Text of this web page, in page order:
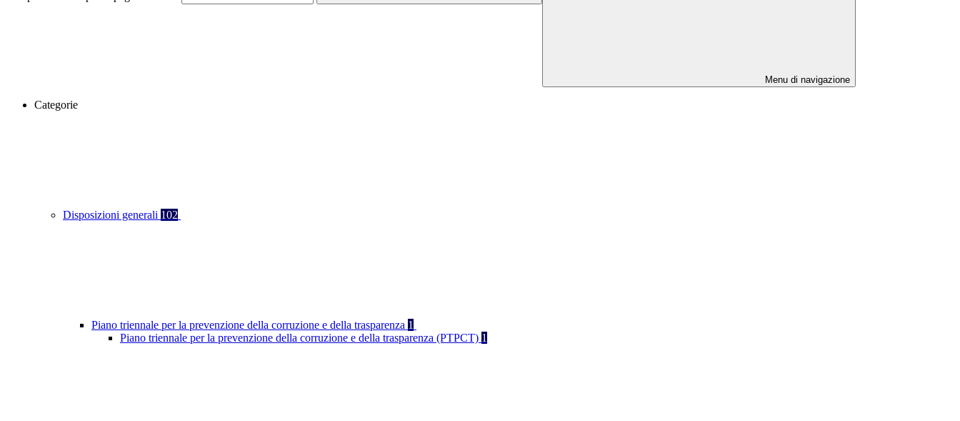
Menu di navigazione
Categorie
Disposizioni generali 102
Piano triennale per la prevenzione della corruzione e della trasparenza 1
Piano triennale per la prevenzione della corruzione e della trasparenza (PTPCT) 1